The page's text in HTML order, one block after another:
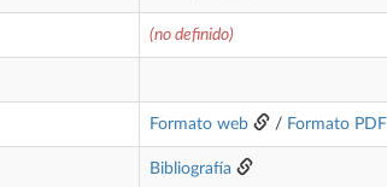
(no definido)
Formato web / Formato PDF
Bibliografía